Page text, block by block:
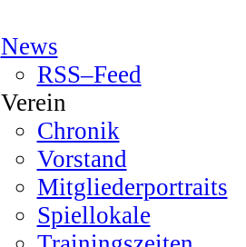
News
RSS–Feed
Verein
Chronik
Vorstand
Mitgliederportraits
Spiellokale